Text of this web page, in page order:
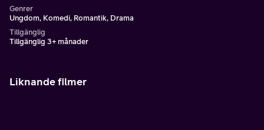
Genrer
Ungdom, Komedi, Romantik, Drama
Tillgänglig
Tillgänglig 3+ månader
Liknande filmer